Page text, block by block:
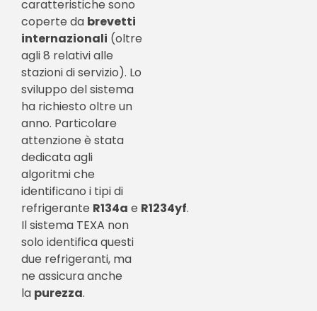
caratteristiche sono
coperte da brevetti
internazionali (oltre
agli 8 relativi alle
stazioni di servizio). Lo
sviluppo del sistema
ha richiesto oltre un
anno. Particolare
attenzione è stata
dedicata agli
algoritmi che
identificano i tipi di
refrigerante R134a e R1234yf.
Il sistema TEXA non
solo identifica questi
due refrigeranti, ma
ne assicura anche
la purezza.